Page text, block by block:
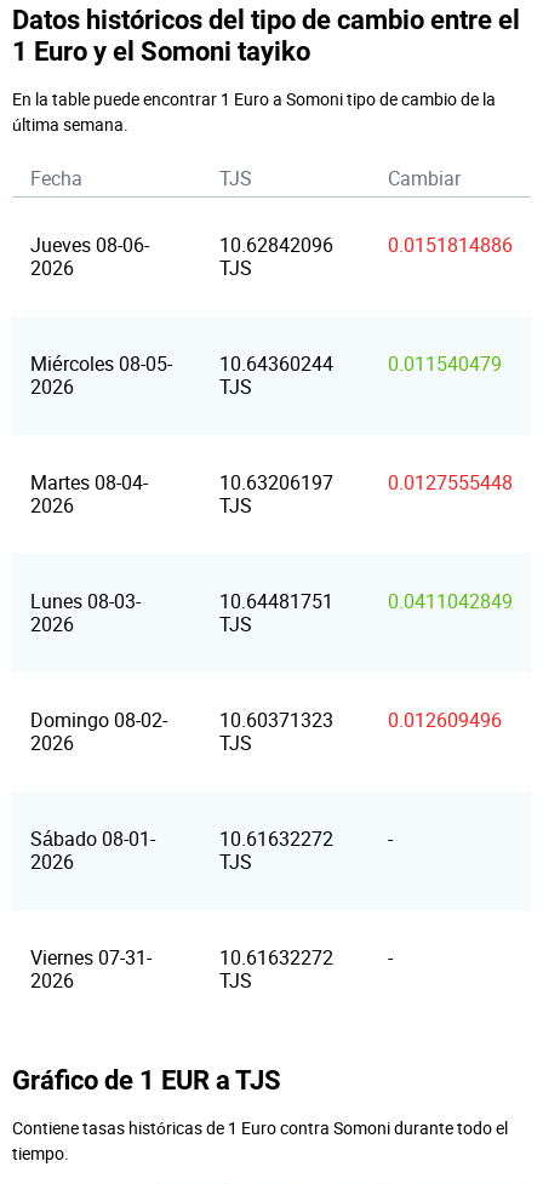
Datos históricos del tipo de cambio entre el
1 Euro y el Somoni tayiko
En la table puede encontrar 1 Euro a Somoni tipo de cambio de la
última semana.
Fecha TJS Cambiar
Jueves 08-06-
2026
10.62842096
TJS
0.0151814886
Miércoles 08-05-
2026
10.64360244
TJS
0.011540479
Martes 08-04-
2026
10.63206197
TJS
0.0127555448
Lunes 08-03-
2026
10.64481751
TJS
0.0411042849
Domingo 08-02-
2026
10.60371323
TJS
0.012609496
Sábado 08-01-
2026
10.61632272
TJS
-
Viernes 07-31-
2026
10.61632272
TJS
-
Gráfico de 1 EUR a TJS
Contiene tasas históricas de 1 Euro contra Somoni durante todo el
tiempo.